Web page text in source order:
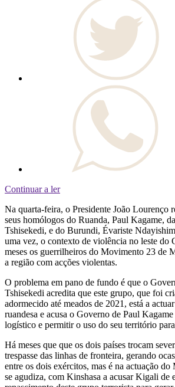
Continuar a ler
Na quarta-feira, o Presidente João Lourenço
seus homólogos do Ruanda, Paul Kagame,
Tshisekedi, e do Burundi, Évariste
uma vez, o contexto de violência no leste do
meses os guerrilheiros do Movimento 23 de
a região com acções violentas.
O problema em pano de fundo é que o
Tshisekedi acredita que este grupo, que foi
adormecido até meados de 2021, está a
ruandesa e acusa o Governo de Paul
logístico e permitir o uso do seu território
Há meses que que os dois países trocam
trespasse das linhas de fronteira, gerando
entre os dois exércitos, mas é na actuação
se agudiza, com Kinshasa a acusar Kigali de